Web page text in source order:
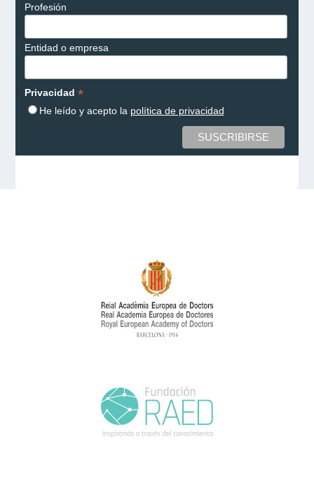
Profesión
Entidad o empresa
Privacidad *
He leído y acepto la política de privacidad